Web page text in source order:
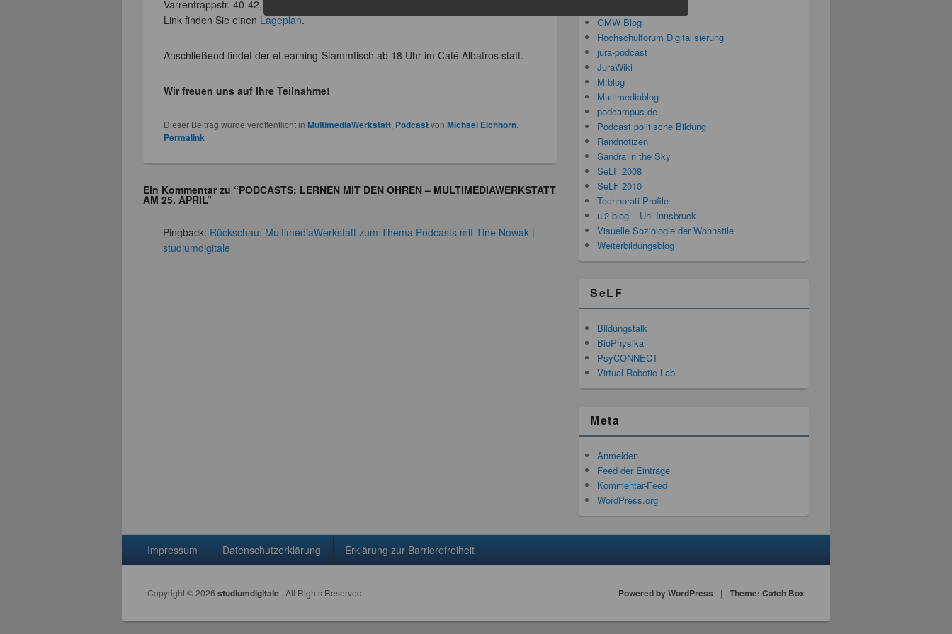
Varrentrappstr. 40-42, Medienseminarraum 309, 3. Stock. Unter dem folgenden
Link finden Sie einen Lageplan.
Anschließend findet der eLearning-Stammtisch ab 18 Uhr im Café Albatros statt.
Wir freuen uns auf Ihre Teilnahme!
Dieser Beitrag wurde veröffentlicht inMultimediaWerkstatt PodcastvonMichael Eichhorn
Permalink
Ein Kommentar zu “PODCASTS: LERNEN MIT DEN OHREN – MULTIMEDIAWERKSTATT
AM 25. APRIL”
Pingback: Rückschau: MultimediaWerkstatt zum Thema Podcasts mit Tine Nowak |
studiumdigitale
GMW Blog
Hochschulforum Digitalisierung
jura-podcast
JuraWiki
M:blog
Multimediablog
podcampus.de
Podcast politische Bildung
Randnotizen
Sandra in the Sky
SeLF 2008
SeLF 2010
Technorati Profile
ui2 blog – Uni Innsbruck
Visuelle Soziologie der Wohnstile
Weiterbildungsblog
SeLF
Bildungstalk
BioPhysika
PsyCONNECT
Virtual Robotic Lab
Meta
Anmelden
Feed der Einträge
Kommentar-Feed
WordPress.org
Seitenfuß-Menü
Impressum Datenschutzerklärung Erklärung zur Barrierefreiheit
Copyright © 2026 studiumdigitale . All Rights Reserved. Powered by WordPress | Theme: Catch Box